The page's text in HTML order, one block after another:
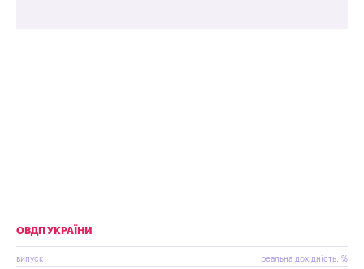
ОВДП УКРАЇНИ
випуск реальна дохідність, %